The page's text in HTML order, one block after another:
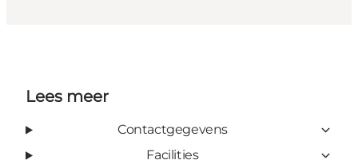
Lees meer
Contactgegevens
Facilities